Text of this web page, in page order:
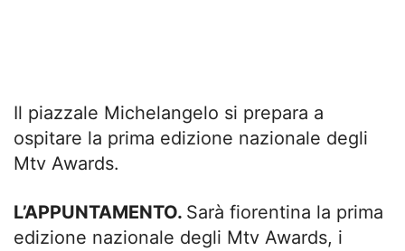
Il piazzale Michelangelo si prepara a
ospitare la prima edizione nazionale degli
Mtv Awards.
L’APPUNTAMENTO. Sarà fiorentina la prima
edizione nazionale degli Mtv Awards, i